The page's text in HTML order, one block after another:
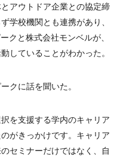
アウトドア企業との協定締
学校機関とも連携があり、
クと株式会社モンベルが、
していることがわかった。
クに話を聞いた。
を支援する学内のキャリア
がきっかけです。キャリア
セミナーだけではなく、自